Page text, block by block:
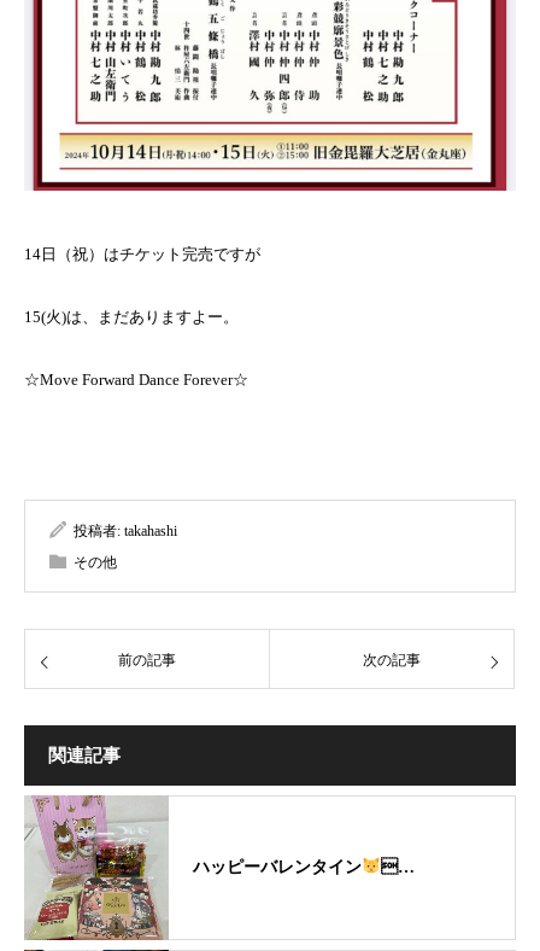
14日（祝）はチケット完売ですが
15(火)は、まだありますよー。
☆Move Forward Dance Forever☆
投稿者: takahashi
その他
前の記事 次の記事
関連記事
ハッピーバレンタイン …